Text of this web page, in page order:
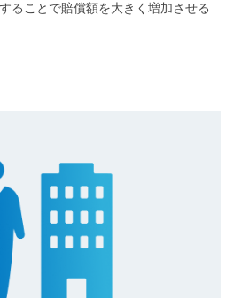
ることで賠償額を大きく増加させる